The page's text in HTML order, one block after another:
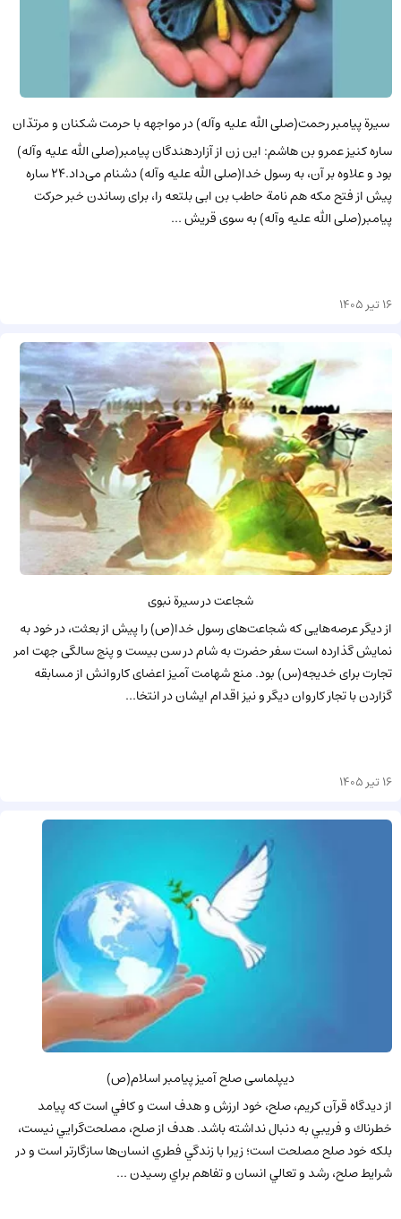
سیرة پیامبر رحمت(صلى الله علیه وآله) در مواجهه با حرمت شکنان و مرتدّان
ساره کنیز عمرو بن هاشم: این زن از آزاردهندگان پیامبر(صلى الله علیه وآله)
بود و علاوه بر آن، به رسول خدا(صلى الله علیه وآله) دشنام مى‌داد.24 ساره
پیش از فتح مکه هم نامة حاطب بن ابى بلتعه را، براى رساندن خبر حرکت
پیامبر(صلى الله علیه وآله) به سوى قریش ...
16 تیر 1405
شجاعت در سیرة نبوی
از دیگر عرصه‌هایی که شجاعت‌های رسول خدا(ص) را پیش از بعثت، در خود به
نمایش گذارده است سفر حضرت به شام در سن بیست و پنج سالگی جهت امر
تجارت برای خدیجه(س) بود. منع شهامت آمیز اعضای کاروانش از مسابقه
گزاردن با تجار کاروان دیگر و نیز اقدام ایشان در انتخا...
16 تیر 1405
دیپلماسی صلح آمیز پیامبر اسلام(ص)
از ديدگاه قرآن كريم، صلح، خود ارزش و هدف است و كافي است كه پيامد
خطرناك و فريبي به دنبال نداشته باشد. هدف از صلح، مصلحت‌گرايي نيست،
بلكه خود صلح مصلحت است؛ زيرا با زندگي فطري انسان‌ها سازگارتر است و در
شرايط صلح، رشد و تعالي انسان و تفاهم براي رسيدن ...